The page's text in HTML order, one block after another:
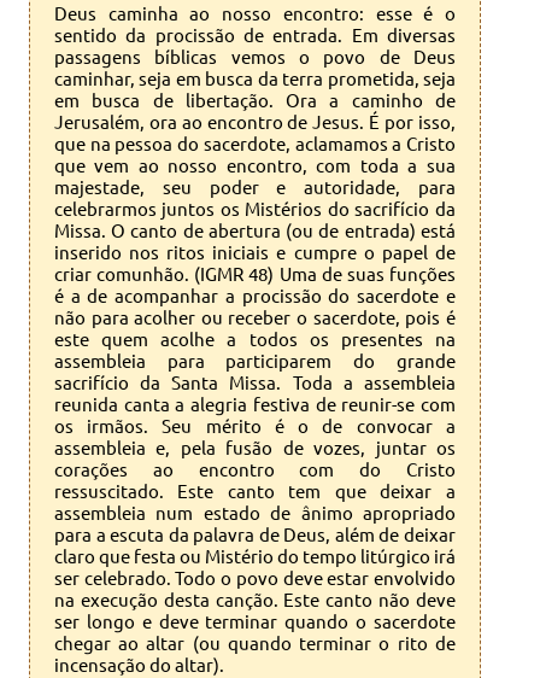
Deus caminha ao nosso encontro: esse é o
sentido da procissão de entrada. Em diversas
passagens bíblicas vemos o povo de Deus
caminhar, seja em busca da terra prometida, seja
em busca de libertação. Ora a caminho de
Jerusalém, ora ao encontro de Jesus. É por isso,
que na pessoa do sacerdote, aclamamos a Cristo
que vem ao nosso encontro, com toda a sua
majestade, seu poder e autoridade, para
celebrarmos juntos os Mistérios do sacrifício da
Missa. O canto de abertura (ou de entrada) está
inserido nos ritos iniciais e cumpre o papel de
criar comunhão. (IGMR 48) Uma de suas funções
é a de acompanhar a procissão do sacerdote e
não para acolher ou receber o sacerdote, pois é
este quem acolhe a todos os presentes na
assembleia para participarem do grande
sacrifício da Santa Missa. Toda a assembleia
reunida canta a alegria festiva de reunir-se com
os irmãos. Seu mérito é o de convocar a
assembleia e, pela fusão de vozes, juntar os
corações ao encontro com do Cristo
ressuscitado. Este canto tem que deixar a
assembleia num estado de ânimo apropriado
para a escuta da palavra de Deus, além de deixar
claro que festa ou Mistério do tempo litúrgico irá
ser celebrado. Todo o povo deve estar envolvido
na execução desta canção. Este canto não deve
ser longo e deve terminar quando o sacerdote
chegar ao altar (ou quando terminar o rito de
incensação do altar).